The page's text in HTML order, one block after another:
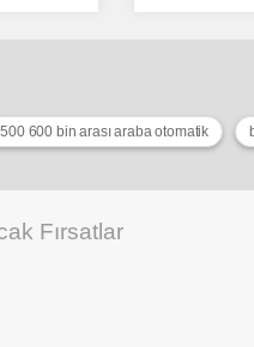
500 600 bin arası araba otomatik
Fırsatlar